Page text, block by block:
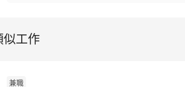
似工作
兼職